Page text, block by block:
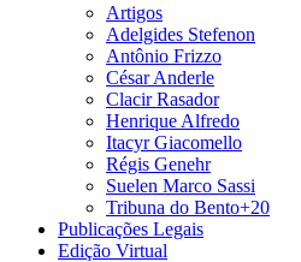
Artigos
Adelgides Stefenon
Antônio Frizzo
César Anderle
Clacir Rasador
Henrique Alfredo
Itacyr Giacomello
Régis Genehr
Suelen Marco Sassi
Tribuna do Bento+20
Publicações Legais
Edição Virtual